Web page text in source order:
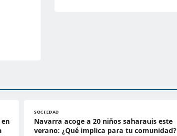
SOCIEDAD
Navarra acoge a 20 niños saharauis este
verano: ¿Qué implica para tu comunidad?